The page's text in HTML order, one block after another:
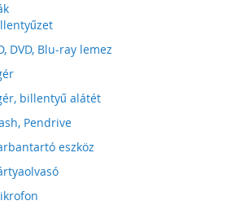
DVD, Blu-ray lemez
billentyű alátét
Pendrive
eszköz